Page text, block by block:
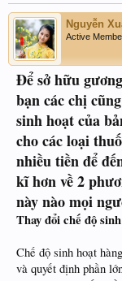
Nguyễn
Active
Để sở hữu
bạn các chị
sinh hoạt của
cho các loại
nhiều tiền để
kĩ hơn về 2
này nào mọi
Thay đổi chế độ
Chế độ sinh hoạt
và quyết định phần